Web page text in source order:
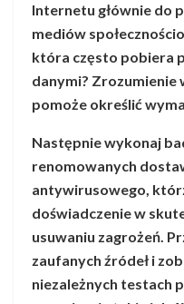
Internetu głównie do
mediów
która często pobiera
danymi?
pomoże określić
Następnie wykonaj
renomowanych
antywirusowego,
doświadczenie w
usuwaniu zagrożeń.
zaufanych źródeł i
niezależnych testach